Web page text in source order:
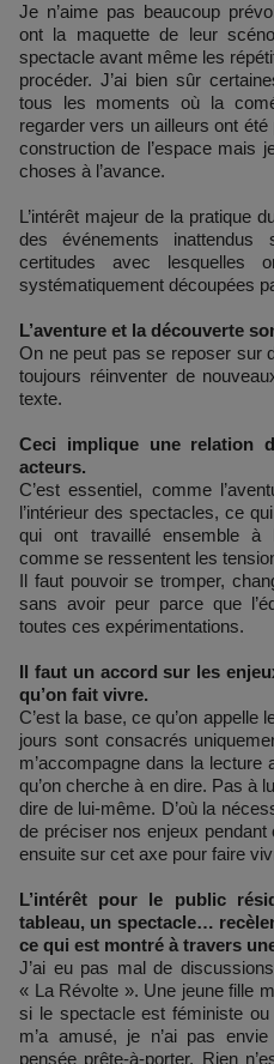
Je n’aime pas beaucoup
ont la maquette de leur
spectacle avant même les
procéder. J’ai bien sûr
tous les moments où la
regarder vers un ailleurs ont
construction de l’espace mais
choses à l’avance.
L’intérêt majeur de la pratique
des événements inattendus
certitudes avec lesquelles
systématiquement découpées
L’aventure et la découverte
On ne peut pas se reposer sur
toujours réinventer de
texte.
Ceci implique une relation
acteurs.
C’est essentiel, comme
l’intérieur des spectacles, ce
qui ont travaillé ensemble à
comme se ressentent les
Il faut pouvoir se tromper,
sans avoir peur parce que
toutes ces expérimentations.
Il faut un accord sur les
qu’on fait vivre.
C’est la base, ce qu’on appelle
jours sont consacrés
m’accompagne dans la
qu’on cherche à en dire. Pas à
dire de lui-même. D’où la
de préciser nos enjeux
ensuite sur cet axe pour faire
L’intérêt pour le public
tableau, un spectacle…
ce qui est montré à travers
J’ai eu pas mal de
« La Révolte ». Une jeune fille
si le spectacle est féministe
m’a amusé, je n’ai pas
pensée prête-à-porter. Rien